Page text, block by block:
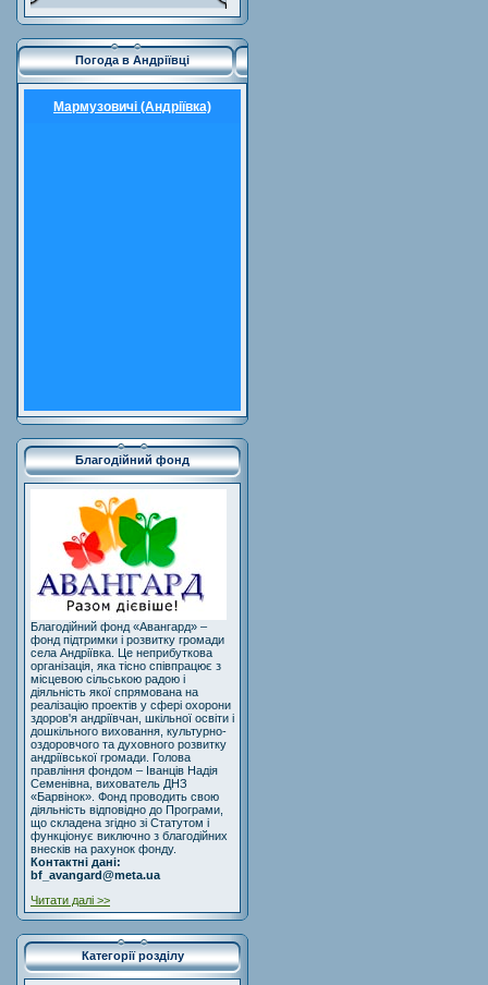
Погода в Андріївці
Мармузовичі (Андріївка)
Благодійний фонд
Благодійний фонд «Авангард» –
фонд підтримки і розвитку громади
села Андріївка. Це неприбуткова
організація, яка тісно співпрацює з
місцевою сільською радою і
діяльність якої спрямована на
реалізацію проектів у сфері охорони
здоров'я андріївчан, шкільної освіти і
дошкільного виховання, культурно-
оздоровчого та духовного розвитку
андріївської громади. Голова
правління фондом – Іванців Надія
Семенівна, вихователь ДНЗ
«Барвінок». Фонд проводить свою
діяльність відповідно до Програми,
що складена згідно зі Статутом і
функціонує виключно з благодійних
внесків на рахунок фонду.
Контактні дані:
bf_avangard@meta.ua
Читати далі >>
Категорії розділу